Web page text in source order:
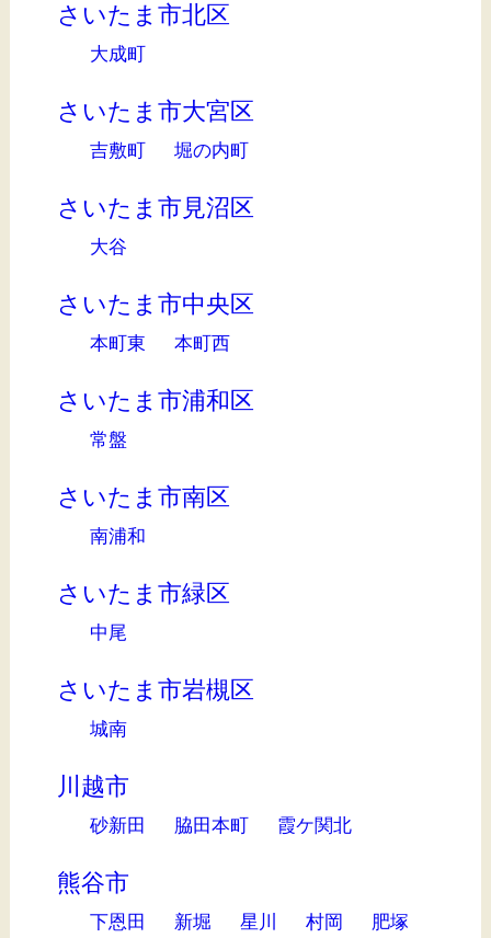
さいたま市北区
大成町
さいたま市大宮区
吉敷町 堀の内町
さいたま市見沼区
大谷
さいたま市中央区
本町東 本町西
さいたま市浦和区
常盤
さいたま市南区
南浦和
さいたま市緑区
中尾
さいたま市岩槻区
城南
川越市
砂新田 脇田本町 霞ケ関北
熊谷市
下恩田 新堀 星川 村岡 肥塚